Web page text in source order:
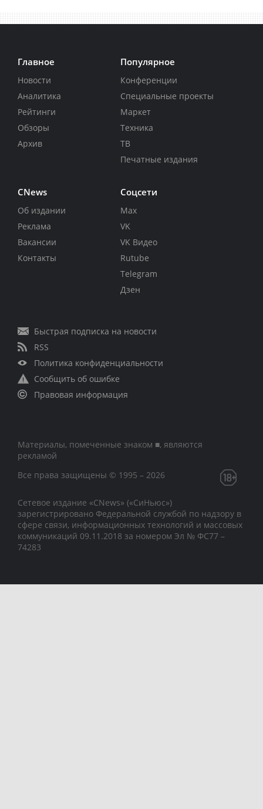
Главное
Новости
Аналитика
Рейтинги
Обзоры
Архив
Популярное
Конференции
Специальные проекты
Маркет
Техника
ТВ
Печатные издания
CNews
Об издании
Реклама
Вакансии
Контакты
Соцсети
Max
VK
VK Видео
Rutube
Telegram
Дзен
Быстрая подписка на новости
RSS
Политика конфиденциальности
Сообщить об ошибке
Правовая информация
Материалы, помеченные знаком ■, являются
рекламой
Все права защищены © 1995 – 2026
Сетевое издание «CNews» («СиНьюс»)
зарегистрировано Федеральной службой по надзору в
сфере связи, информационных технологий и массовых
коммуникаций 09.11.2018 за номером Эл № ФС77 –
74283